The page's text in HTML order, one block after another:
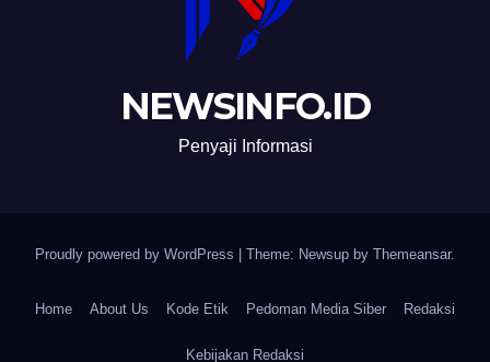
NEWSINFO.ID
Penyaji Informasi
Proudly powered by WordPress Theme: Newsup by Themeansar.
Home About Us Kode Etik Pedoman Media Siber Redaksi
Kebijakan Redaksi